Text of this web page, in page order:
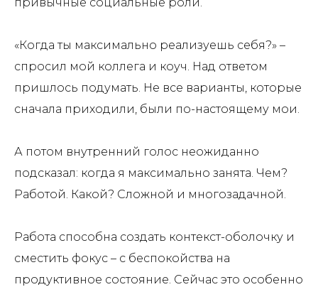
«Когда ты максимально реализуешь себя?» –
спросил мой коллега и коуч. Над ответом
пришлось подумать. Не все варианты, которые
сначала приходили, были по-настоящему мои.
А потом внутренний голос неожиданно
подсказал: когда я максимально занята. Чем?
Работой. Какой? Сложной и многозадачной.
Работа способна создать контекст-оболочку и
сместить фокус – с беспокойства на
продуктивное состояние. Сейчас это особенно